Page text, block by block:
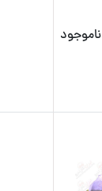
ناموجود